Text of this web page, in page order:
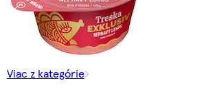
Viac z kategórie